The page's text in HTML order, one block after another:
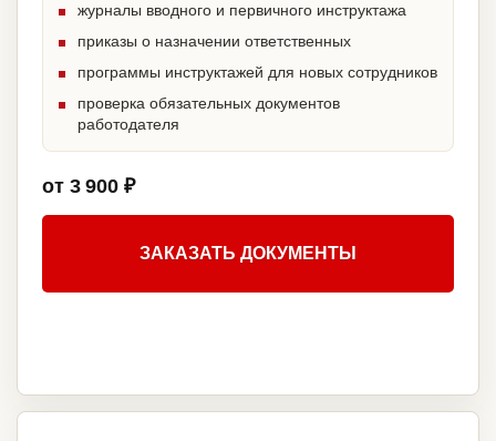
журналы вводного и первичного инструктажа
приказы о назначении ответственных
программы инструктажей для новых сотрудников
проверка обязательных документов
работодателя
от 3 900 ₽
ЗАКАЗАТЬ ДОКУМЕНТЫ